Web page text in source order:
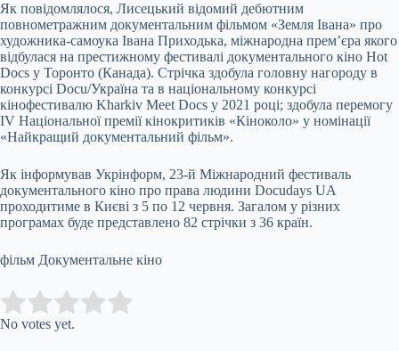
Як повідомлялося, Лисецький відомий дебютним
повнометражним документальним фільмом «Земля Івана» про
художника-самоука Івана Приходька, міжнародна прем’єра якого
відбулася на престижному фестивалі документального кіно Hot
Docs у Торонто (Канада). Стрічка здобула головну нагороду в
конкурсі Docu/Україна та в національному конкурсі
кінофестивалю Kharkiv Meet Docs у 2021 році; здобула перемогу
IV Національної премії кінокритиків «Кіноколо» у номінації
«Найкращий документальний фільм».
Як інформував Укрінформ, 23-й Міжнародний фестиваль
документального кіно про права людини Docudays UA
проходитиме в Києві з 5 по 12 червня. Загалом у різних
програмах буде представлено 82 стрічки з 36 країн.
фільм Документальне кіно
Rate this item:
No votes yet.